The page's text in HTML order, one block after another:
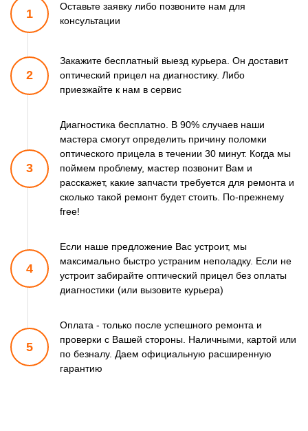
1
Оставьте заявку либо позвоните нам для
консультации
2
Закажите бесплатный выезд курьера. Он доставит
оптический прицел на диагностику. Либо
приезжайте к нам в сервис
3
Диагностика бесплатно. В 90% случаев наши
мастера смогутопределить причину поломки
оптического прицела в течении 30 минут. Когда мы
поймем проблему, мастер позвонит Вам и
расскажет, какие запчасти требуется для ремонта и
сколько такой ремонтбудет стоить. По-прежнему
free!
4
Если наше предложение Вас устроит, мы
максимально быстро устраним неполадку. Если не
устроит забирайте оптический прицел без оплаты
диагностики (или вызовите курьера)
5
Оплата - только после успешного ремонта и
проверки с Вашей стороны. Наличными, картой или
по безналу. Даем официальную расширенную
гарантию